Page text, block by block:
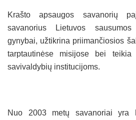
Krašto apsaugos savanorių
savanorius Lietuvos
gynybai, užtikrina priimančiosios
tarptautinėse misijose bei
savivaldybių institucijoms.
Nuo 2003 metų savanoriai yra